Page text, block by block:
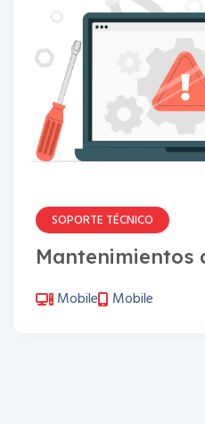
SOPORTE TÉCNICO
Mantenimientos
Mobile Mobile